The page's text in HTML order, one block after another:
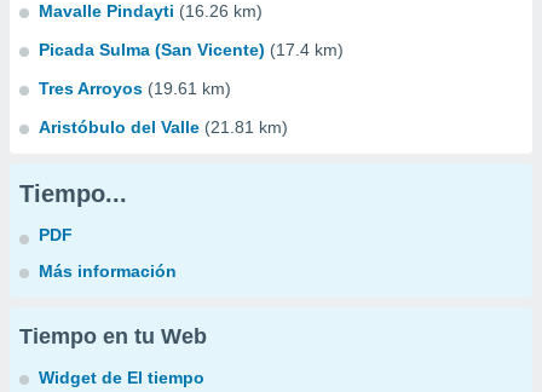
Mavalle Pindayti (16.26 km)
Picada Sulma (San Vicente) (17.4 km)
Tres Arroyos (19.61 km)
Aristóbulo del Valle (21.81 km)
Tiempo...
PDF
Más información
Tiempo en tu Web
Widget de El tiempo